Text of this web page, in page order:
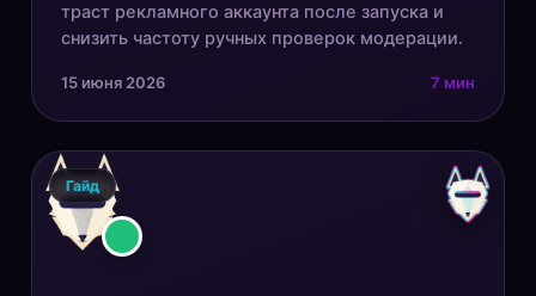
траст рекламного аккаунта после запуска и
снизить частоту ручных проверок модерации.
15 июня 2026 7 мин
Гайд